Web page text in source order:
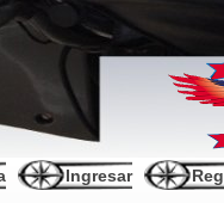
Ingresar